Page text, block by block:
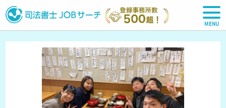
司法書士JOBサーチ